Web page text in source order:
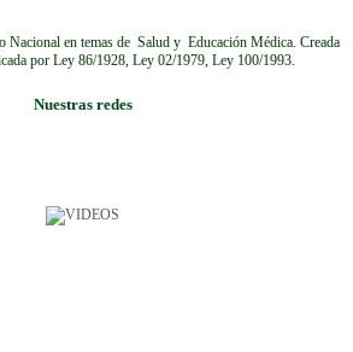
Nacional en temas de Salud y Educación Médica. Creada
por Ley 86/1928, Ley 02/1979, Ley 100/1993.
Nuestras redes